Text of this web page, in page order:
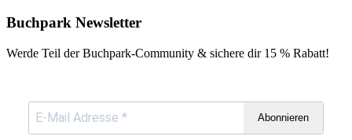
Buchpark Newsletter
Werde Teil der Buchpark-Community & sichere dir 15 % Rabatt!
Abonnieren